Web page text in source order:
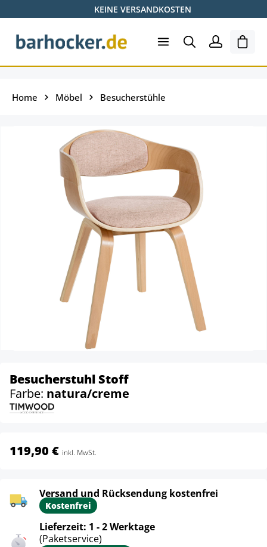
Zum Hauptinhalt springenKEINE VERSANDKOSTEN
Home Möbel Besucherstühle
Besucherstuhl Stoff
Farbe: natura/creme
119,90 € inkl. MwSt.
Versand und Rücksendung kostenfrei
Kostenfrei
Lieferzeit: 1 - 2 Werktage
(Paketservice)